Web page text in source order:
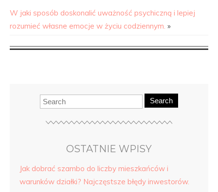
W jaki sposób doskonalić uważność psychiczną i lepiej
rozumieć własne emocje w życiu codziennym. »
Search
OSTATNIE WPISY
Jak dobrać szambo do liczby mieszkańców i
warunków działki? Najczęstsze błędy inwestorów.